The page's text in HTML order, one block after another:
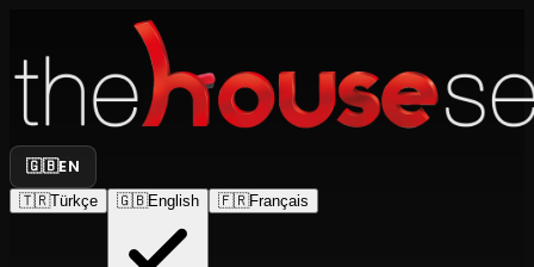
🇬🇧EN
🇹🇷Türkçe 🇬🇧English 🇫🇷Français